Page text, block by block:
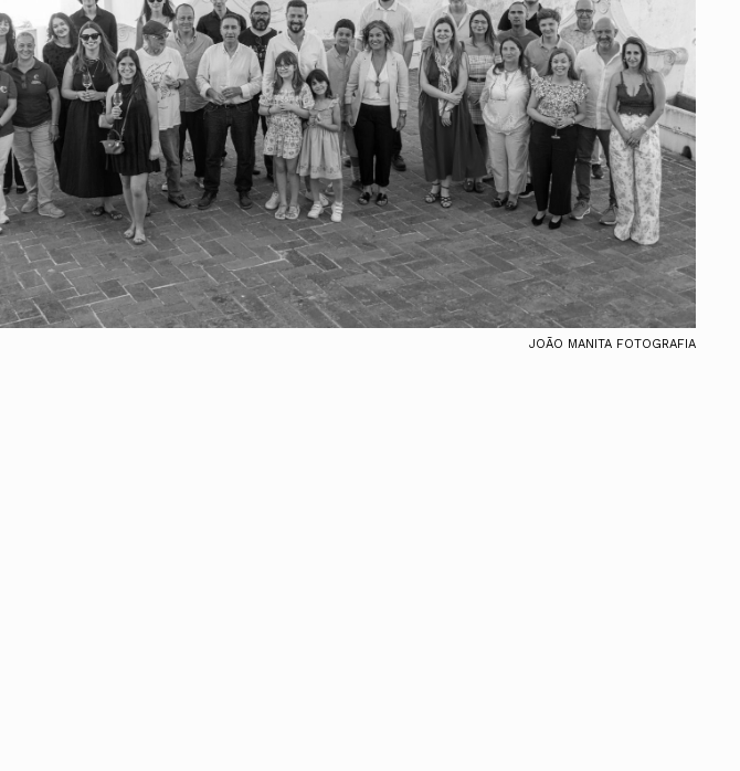
Alentejo
Algarve
Madeira
Açores
Comunicados
Toda a OA
Norte
Centro
Lisboa e Vale do Tejo
Alentejo
Algarve
Madeira
Açores
JOÃO MANITA FOTOGRAFIA